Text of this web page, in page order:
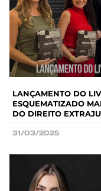
LANÇAMENTO DO
ESQUEMATIZADO
DO DIREITO
31/03/2025